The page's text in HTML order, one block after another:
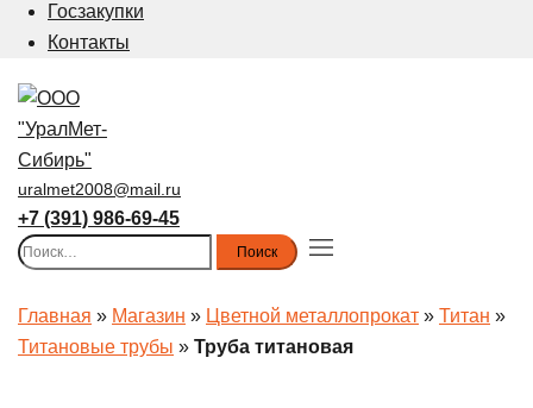
Госзакупки
Контакты
uralmet2008@mail.ru
+7 (391) 986-69-45
Найти:
Главная » Магазин » Цветной металлопрокат » Титан »
Титановые трубы » Труба титановая